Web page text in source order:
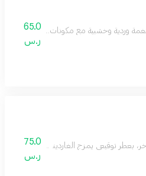
وردية وخشبية مع مكونات علوية من65.0
ر.س
بعطر توقيعي يمزج الغاردينيا واليوسفي
75.0
ر.س